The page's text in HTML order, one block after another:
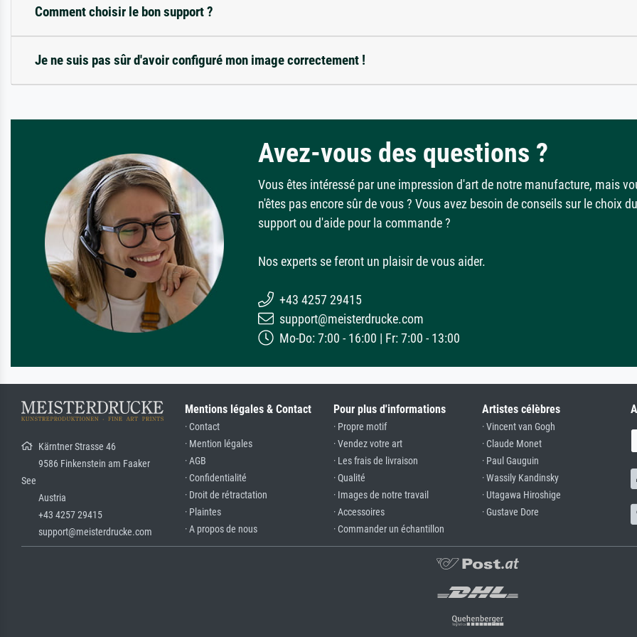
Comment choisir le bon support ?
Je ne suis pas sûr d'avoir configuré mon image correctement !
Avez-vous des questions ?
Vous êtes intéressé par une impression d'art de notre manufacture, mais
n'êtes pas encore sûr de vous ? Vous avez besoin de conseils sur le choix du
support ou d'aide pour la commande ?
Nos experts se feront un plaisir de vous aider.
+43 4257 29415
support@meisterdrucke.com
Mo-Do: 7:00 - 16:00 | Fr: 7:00 - 13:00
Kärntner Strasse 46
9586 Finkenstein am Faaker
See
Austria
+43 4257 29415
support@meisterdrucke.com
Mentions légales & Contact
· Contact
· Mention légales
· AGB
· Confidentialité
· Droit de rétractation
· Plaintes
· A propos de nous
Pour plus d'informations
· Propre motif
· Vendez votre art
· Les frais de livraison
· Qualité
· Images de notre travail
· Accessoires
· Commander un échantillon
Artistes célèbres
· Vincent van Gogh
· Claude Monet
· Paul Gauguin
· Wassily Kandinsky
· Utagawa Hiroshige
· Gustave Dore